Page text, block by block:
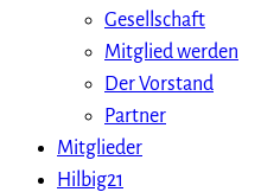
Gesellschaft
Mitglied werden
Der Vorstand
Partner
Mitglieder
Hilbig21